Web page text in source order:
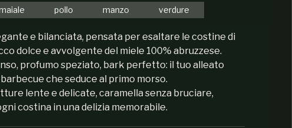
pollo manzo verdure
e bilanciata, pensata per esaltare le costine di
dolce e avvolgente del miele 100% abruzzese.
profumo speziato, bark perfetto: il tuo alleato
che seduce al primo morso.
lente e delicate, caramella senza bruciare,
costina in una delizia memorabile.